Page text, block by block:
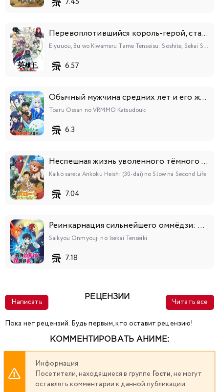
Перевоплотившийся король-герой, ставший самой сильной ученицей рыцаря
Eiyuuou, Bu wo Kiwameru Tame Tenseisu: Soshite, Sekai Saikyou no Minarai Kishi♀
6.57
Обычный мужчина средних лет и его журнал активности в VRMMO
Toaru Ossan no VRMMO Katsudouki
6.3
Неспешная жизнь уволенного тёмного солдата (тридцати лет)
Kaiko sareta Ankoku Heishi (30-dai) no Slow na Second Life
7.04
Реинкарнация сильнейшего оммёдзи: Эти монстры слишком слабы по сравнению с моим ёкаем
Saikyou Onmyouji no Isekai Tenseiki
7.18
Написать
РЕЦЕНЗИИ
Читать все
Пока нет рецензий. Будь первым, кто оставит рецензию!
КОММЕНТИРОВАТЬ АНИМЕ:
Информация
Посетители, находящиеся в группе Гости, не могут
оставлять комментарии к данной публикации.